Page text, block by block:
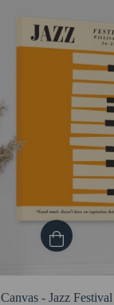
Canvas - Jazz Festival